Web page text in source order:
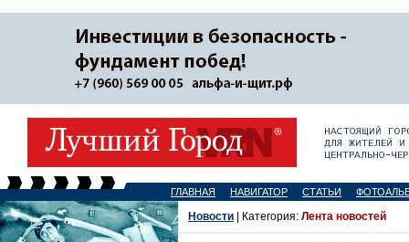
ГЛАВНАЯ НАВИГАТОР СТАТЬИ
Новости | Категория: Лента новостей